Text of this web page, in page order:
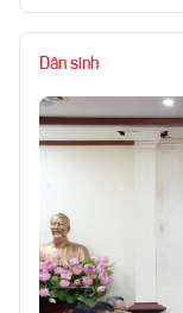
Dân sinh